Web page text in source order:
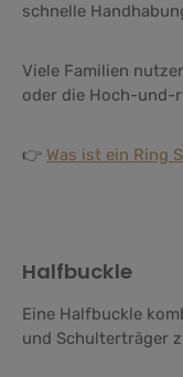
schnelle
Viele Familien
oder die Hoch-und-
👉 Was ist ein Ring
Halfbuckle
Eine Halfbuckle
und Schulterträger